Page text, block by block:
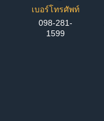
เบอร์โทรศัพท์
098-281-
1599